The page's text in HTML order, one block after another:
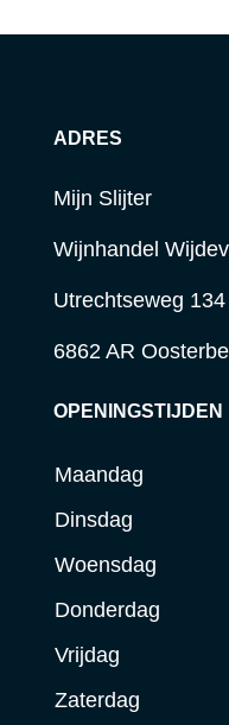
ADRES
Mijn Slijter
Wijnhandel
Utrechtseweg 134
6862 AR
OPENINGSTIJDEN
Maandag
Dinsdag
Woensdag
Donderdag
Vrijdag
Zaterdag